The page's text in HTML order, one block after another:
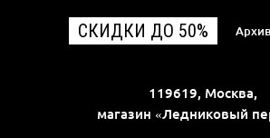
СКИДКИ ДО 50%
119619, Москва,
магазин «Ледниковый